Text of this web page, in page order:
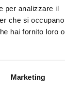
per analizzare il
che si occupano
hai fornito loro o
Marketing